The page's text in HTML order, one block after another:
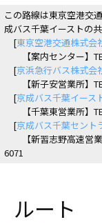
この路線は東京空港交
成バス千葉イーストの共
[東京空港交通株式会
【案内センター】
[京浜急行バス株式会
【新子安営業所】
[京成バス千葉イース
【千葉東営業所】
[京成バス千葉セント
【新習志野高速営業
6071
ルート